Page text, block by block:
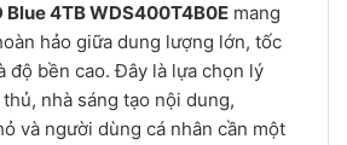
Blue 4TB WDS400T4B0E mang
hảo giữa dung lượng lớn, tốc
độ bền cao. Đây là lựa chọn lý
nhà sáng tạo nội dung,
và người dùng cá nhân cần một